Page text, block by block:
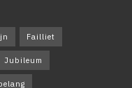
Failliet
Jubileum